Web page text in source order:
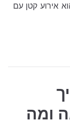
אירוע קטן עם
ומה